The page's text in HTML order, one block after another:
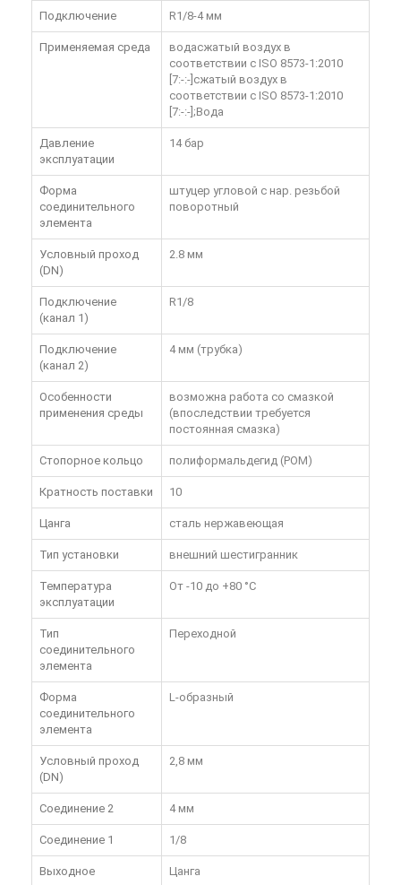
Подключение R1/8-4 мм
Применяемая среда
водасжатый воздух в
соответствии с ISO 8573-1:2010
[7:-:-]сжатый воздух в
соответствии с ISO 8573-1:2010
[7:-:-];Вода
Давление
эксплуатации
14 бар
Форма
соединительного
элемента
штуцер угловой с нар. резьбой
поворотный
Условный проход
(DN)
2.8 мм
Подключение
(канал 1)
R1/8
Подключение
(канал 2)
4 мм (трубка)
Особенности
применения среды
возможна работа со смазкой
(впоследствии требуется
постоянная смазка)
Стопорное кольцо полиформальдегид (POM)
Кратность поставки 10
Цанга сталь нержавеющая
Тип установки внешний шестигранник
Температура
эксплуатации
От -10 до +80 °C
Тип
соединительного
элемента
Переходной
Форма
соединительного
элемента
L-образный
Условный проход
(DN)
2,8 мм
Соединение 2 4 мм
Соединение 1 1/8
Выходное
Цанга